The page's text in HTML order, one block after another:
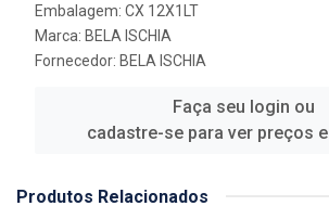
Embalagem: CX 12X1LT
Marca: BELA ISCHIA
Fornecedor: BELA ISCHIA
Faça seu login ou
cadastre-se para ver preços
Produtos Relacionados